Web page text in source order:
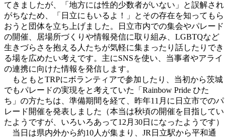
てきましたが、「地方には性的少数者がいない」と誤解され
がちなため、「日立にもいるよ！」とその存在を知ってもら
おうと団体を立ち上げました。日立市内での集会やパレード
の開催、居場所づくりや情報発信に取り組み、LGBTQなど
生きづらさを抱える人たちが気軽に集まったり話したりでき
る場を広めたい考えです。主にSNSを使い、当事者やアライ
の連携に向けた情報を発信します。
もともとTRPにボランティアで参加したり、当初から茨城
でもパレードの実現をと考えていた「Rainbow Pride ひた
ち」の方たちは、準備期間を経て、昨年11月に日立市でのパ
レード開催を発表しました（本当は秋頃の開催を目指してい
たようですが、いろいろあって12月30日になったようです）
当日は県内外から約10人が集まり、JR日立駅から平和通